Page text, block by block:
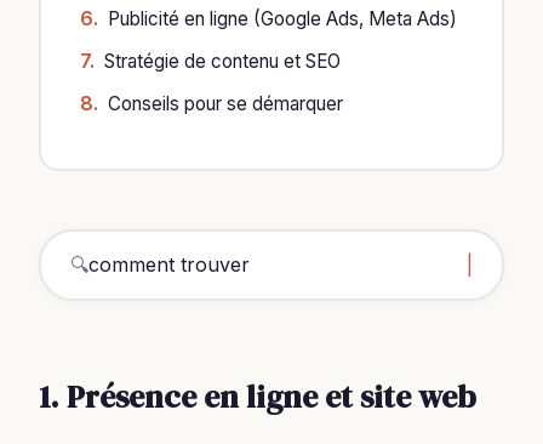
Publicité en ligne (Google Ads, Meta Ads)
Stratégie de contenu et SEO
Conseils pour se démarquer
🔍comment trouver clients barbi
1. Présence en ligne et site web